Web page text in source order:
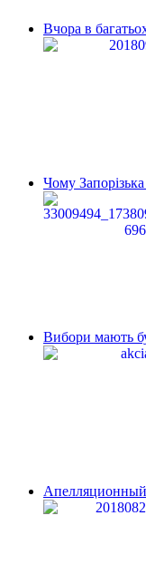
Вчора в
Чому
Вибори мають
Апелляционный